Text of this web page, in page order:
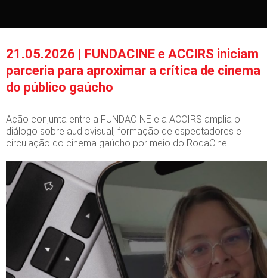
21.05.2026 | FUNDACINE e ACCIRS iniciam
parceria para aproximar a crítica de cinema
do público gaúcho
Ação conjunta entre a FUNDACINE e a ACCIRS amplia o
diálogo sobre audiovisual, formação de espectadores e
circulação do cinema gaúcho por meio do RodaCine.